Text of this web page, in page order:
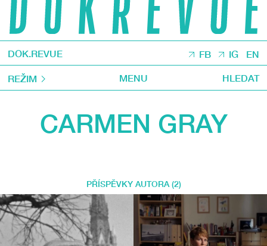
DOK.REVUE FB IG EN
REŽIM MENU HLEDAT
CARMEN GRAY
PŘÍSPĚVKY AUTORA (2)